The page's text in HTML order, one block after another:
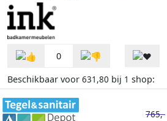
0
Beschikbaar voor 631,80 bij 1 shop:
765,-